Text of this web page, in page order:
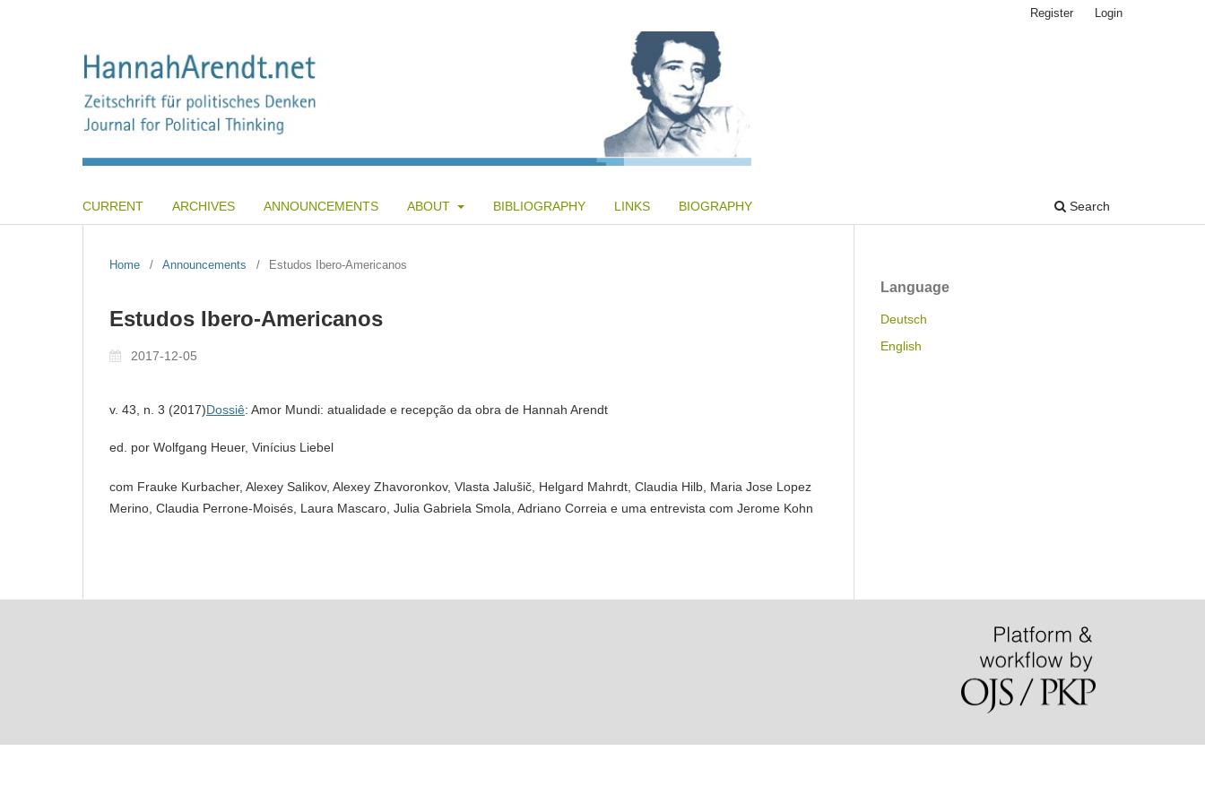
CURRENT ARCHIVES ANNOUNCEMENTS ABOUT BIBLIOGRAPHY LINKS BIOGRAPHY Search
Register Login
Home / Announcements / Estudos Ibero-Americanos
Estudos Ibero-Americanos
2017-12-05
v. 43, n. 3 (2017)Dossiê: Amor Mundi: atualidade e recepção da obra de Hannah Arendt
ed. por Wolfgang Heuer, Vinícius Liebel
com Frauke Kurbacher, Alexey Salikov, Alexey Zhavoronkov, Vlasta Jalušič, Helgard Mahrdt, Claudia Hilb, Maria Jose Lopez
Merino, Claudia Perrone-Moisés, Laura Mascaro, Julia Gabriela Smola, Adriano Correia e uma entrevista com Jerome Kohn
Language
Deutsch
English